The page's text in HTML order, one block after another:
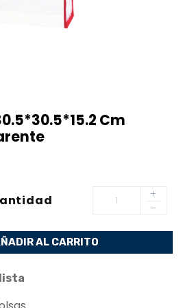
Cm
AL CARRITO